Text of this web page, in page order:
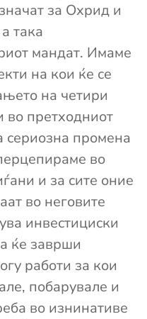
за Охрид и
така
мандат. Имаме
на кои ќе се
на четири
во претходниот
сериозна промена
во
и за сите оние
во неговите
инвестициски
ќе заврши
работи за кои
побарувале и
во изнинативе